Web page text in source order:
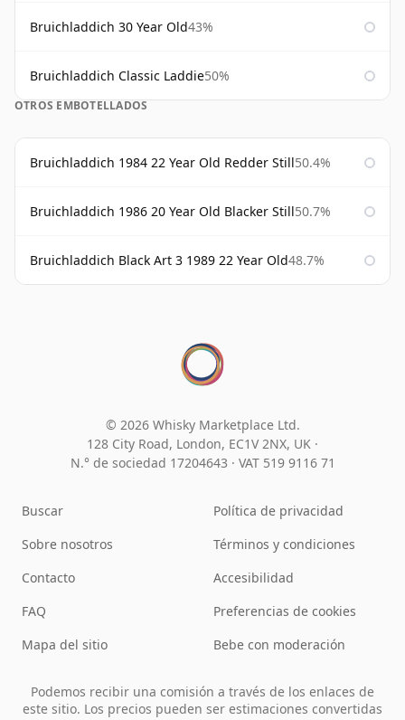
Bruichladdich 30 Year Old43%
Bruichladdich Classic Laddie50%
OTROS EMBOTELLADOS
Bruichladdich 1984 22 Year Old Redder Still50.4%
Bruichladdich 1986 20 Year Old Blacker Still50.7%
Bruichladdich Black Art 3 1989 22 Year Old48.7%
© 2026 Whisky Marketplace Ltd.
128 City Road, London, EC1V 2NX, UK ·
N.° de sociedad 17204643 · VAT 519 9116 71
Buscar
Sobre nosotros
Contacto
FAQ
Mapa del sitio
Política de privacidad
Términos y condiciones
Accesibilidad
Preferencias de cookies
Bebe con moderación
Podemos recibir una comisión a través de los enlaces de
este sitio. Los precios pueden ser estimaciones convertidas